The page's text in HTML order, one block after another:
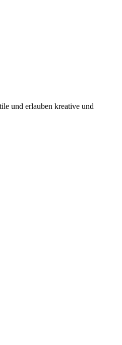
und erlauben kreative und